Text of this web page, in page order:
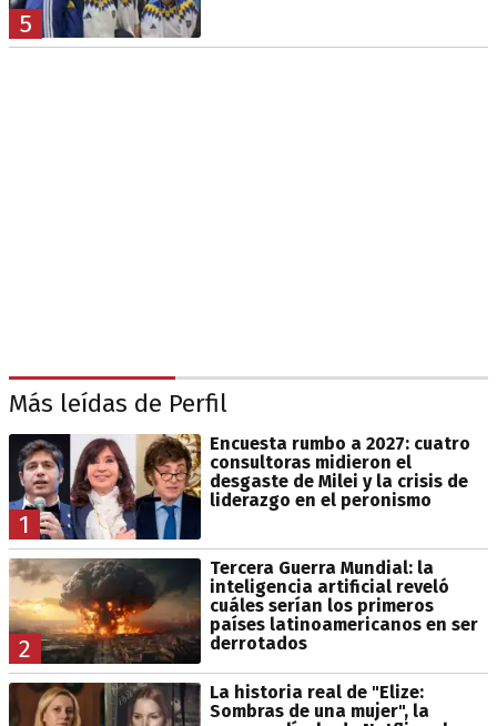
5
Más leídas de Perfil
1
Encuesta rumbo a 2027: cuatro
consultoras midieron el
desgaste de Milei y la crisis de
liderazgo en el peronismo
2
Tercera Guerra Mundial: la
inteligencia artificial reveló
cuáles serían los primeros
países latinoamericanos en ser
derrotados
La historia real de "Elize:
Sombras de una mujer", la